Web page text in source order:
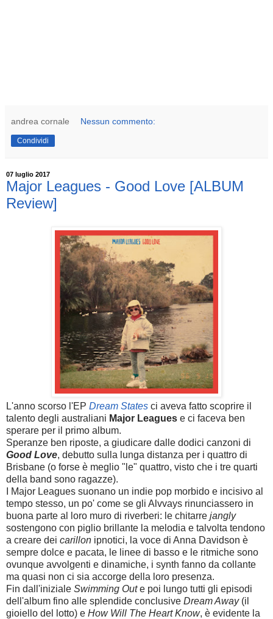
andrea cornale Nessun commento:
Condividi
07 luglio 2017
Major Leagues - Good Love [ALBUM
Review]
L'anno scorso l'EP Dream States ci aveva fatto scoprire il
talento degli australiani Major Leagues e ci faceva ben
sperare per il primo album.
Speranze ben riposte, a giudicare dalle dodici canzoni di
Good Love, debutto sulla lunga distanza per i quattro di
Brisbane (o forse è meglio "le" quattro, visto che i tre quarti
della band sono ragazze).
I Major Leagues suonano un indie pop morbido e incisivo al
tempo stesso, un po' come se gli Alvvays rinunciassero in
buona parte al loro muro di riverberi: le chitarre jangly
sostengono con piglio brillante la melodia e talvolta tendono
a creare dei carillon ipnotici, la voce di Anna Davidson è
sempre dolce e pacata, le linee di basso e le ritmiche sono
ovunque avvolgenti e dinamiche, i synth fanno da collante
ma quasi non ci sia accorge della loro presenza.
Fin dall'iniziale Swimming Oute poi lungo tutti gli episodi
dell'album fino alle splendide conclusive Dream Away(il
gioiello del lotto) e How Will The Heart Know, è evidente la